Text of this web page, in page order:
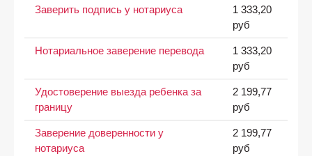
Заверить подпись у нотариуса
1 333,20
руб
Нотариальное заверение перевода
1 333,20
руб
Удостоверение выезда ребенка за
границу
2 199,77
руб
Заверение доверенности у
нотариуса
2 199,77
руб